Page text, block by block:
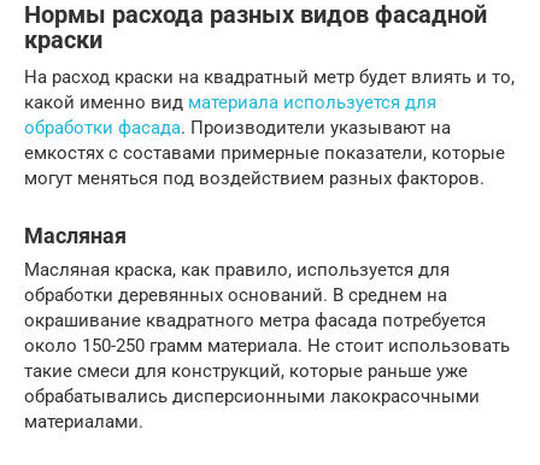
Нормы расхода разных видов фасадной
краски
На расход краски на квадратный метр будет влиять и то,
какой именно вид материала используется для
обработки фасада. Производители указывают на
емкостях с составами примерные показатели, которые
могут меняться под воздействием разных факторов.
Масляная
Масляная краска, как правило, используется для
обработки деревянных оснований. В среднем на
окрашивание квадратного метра фасада потребуется
около 150-250 грамм материала. Не стоит использовать
такие смеси для конструкций, которые раньше уже
обрабатывались дисперсионными лакокрасочными
материалами.